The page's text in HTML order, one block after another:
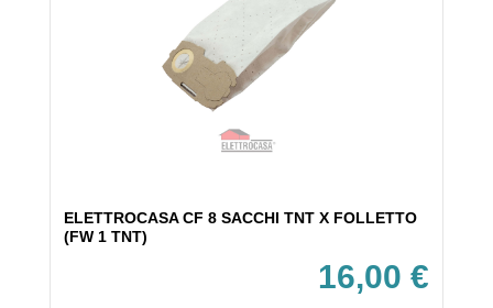
ELETTROCASA CF 8 SACCHI TNT X FOLLETTO
(FW 1 TNT)
16,00 €